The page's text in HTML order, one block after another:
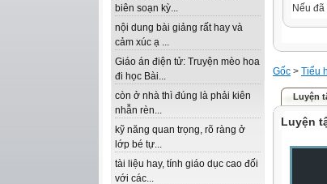
biên soạn kỳ...
nội dung bài giảng rất hay và
cảm xúc ạ ...
Giáo án điện tử: Truyện mèo hoa
đi học Bài...
còn ở nhà thì đúng là phải kiên
nhẫn rèn...
kỹ năng quan trọng, rõ ràng ở
lớp bé tự...
tài liệu hay, tính giáo dục cao đối
với các...
Nếu
Gốc > Tiểu
Luyện
Luyện